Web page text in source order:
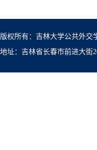
版权所有：吉林大学公共外交
地址：吉林省长春市前进大街